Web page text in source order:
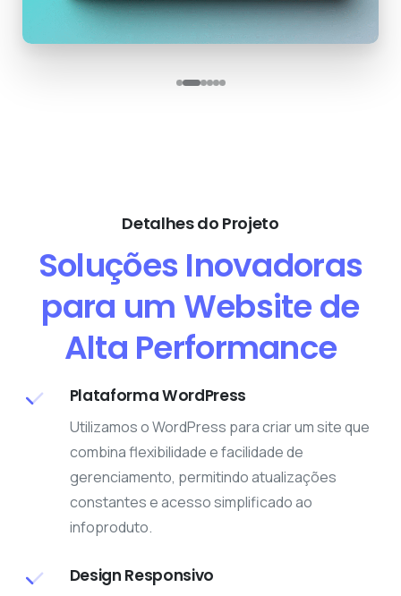
Detalhes do Projeto
Soluções Inovadoras
para um Website de
Alta Performance
Plataforma WordPress
Utilizamos o WordPress para criar um site que
combina flexibilidade e facilidade de
gerenciamento, permitindo atualizações
constantes e acesso simplificado ao
infoproduto.
Design Responsivo